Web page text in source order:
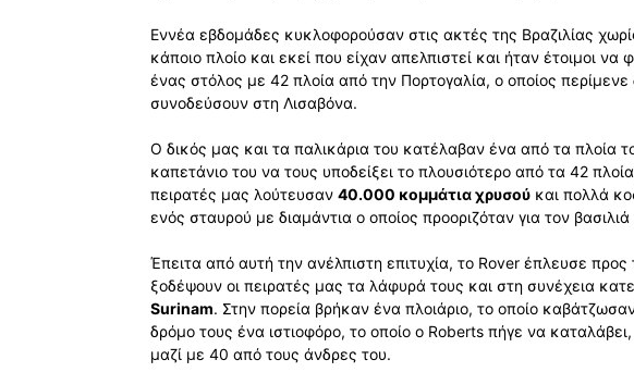
Εννέα εβδομάδες κυκλοφορούσαν στις ακτές της Βραζιλίας
κάποιο πλοίο και εκεί που είχαν απελπιστεί και ήταν έτοιμοι να
ένας στόλος με 42 πλοία από την Πορτογαλία, ο οποίος
συνοδεύσουν στη Λισαβόνα.
Ο δικός μας και τα παλικάρια του κατέλαβαν ένα από τα πλοία
καπετάνιο του να τους υποδείξει το πλουσιότερο από τα 42
πειρατές μας λούτευσαν 40.000 κομμάτια χρυσού και πολλά
ενός σταυρού με διαμάντια ο οποίος προοριζόταν για τον
Έπειτα από αυτή την ανέλπιστη επιτυχία, το Rover έπλευσε προς
ξοδέψουν οι πειρατές μας τα λάφυρά τους και στη συνέχεια
Surinam. Στην πορεία βρήκαν ένα πλοιάριο, το οποίο
δρόμο τους ένα ιστιοφόρο, το οποίο ο Roberts πήγε να
μαζί με 40 από τους άνδρες του.